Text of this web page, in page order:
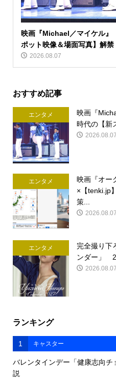
映画『Michael／マイケル
ポット映像＆場面写真】解
2026.08.07
おすすめ記事
エンタメ
映画『
時代の【新
2026.08.07
エンタメ
映画『オー
×【tenki.jp
策...
2026.08.07
エンタメ
完全撮り下
ンダー」
2026.08.07
ランキング
1 キャスター
バレンタインデー「健康志向
説